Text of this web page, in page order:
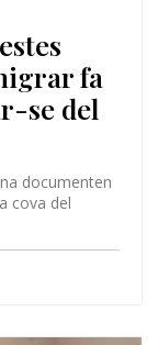
fa
se del
documenten
cova del